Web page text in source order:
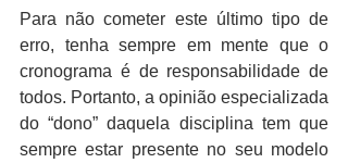
Para não cometer este último tipo de
erro, tenha sempre em mente que o
cronograma é de responsabilidade de
todos. Portanto, a opinião especializada
do “dono” daquela disciplina tem que
sempre estar presente no seu modelo